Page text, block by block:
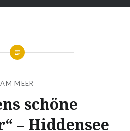
AM MEER
schöne
– Hiddensee